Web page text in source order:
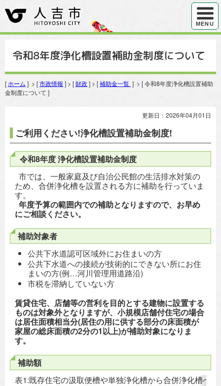
ハンバ
MENU
令和8年度浄化槽設置補助金制度について
[ ホーム ] > [市政情報 ] > [財政] > [補助金一覧 ] > [ 令和8年度浄化槽設置補助
金制度について ]
更新日：2026年04月01日
ご利用ください!浄化槽設置補助金制度!
令和8年度 浄化槽設置補助金制度
市では、一般家庭及び自治公民館の生活排水対策の
ため、合併浄化槽を設置される方に補助を行っていま
す。
年度予算の範囲内での補助となりますので、お早め
にご相談ください。
補助対象者
公共下水道認可区域外にお住まいの方
公共下水道への接続が技術的にできない所にお住
まいの方(例…河川管理用道路沿)
市税を滞納していない方
賃貸住宅、店舗等の営利を目的とする建物に設置する
ものは対象外となりますが、小規模店舗付住宅の場合
は居住面積相当分(居住の用に供する部分の床面積が
家屋の総床面積の2分の1以上)が補助対象になりま
す。
補助額
表1:既存住宅の汲取便槽や単独浄化槽から合併浄化槽へ